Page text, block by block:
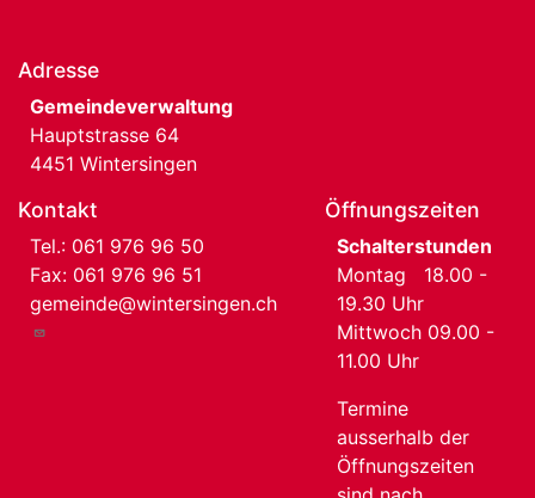
Adresse
Gemeindeverwaltung
Hauptstrasse 64
4451 Wintersingen
Kontakt
Tel.: 061 976 96 50
Fax: 061 976 96 51
gemeinde@wintersingen.ch
Öffnungszeiten
Schalterstunden
Montag 18.00 -
19.30 Uhr
Mittwoch 09.00 -
11.00 Uhr
Termine
ausserhalb der
Öffnungszeiten